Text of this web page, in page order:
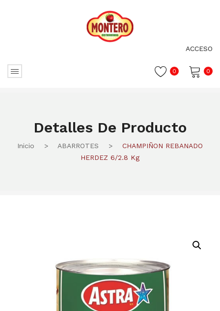
ACCESO
0
0
Detalles De Producto
Inicio > ABARROTES >
CHAMPIÑON REBANADO
HERDEZ 6/2.8 Kg